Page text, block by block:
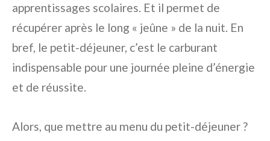
apprentissages scolaires. Et il permet de
récupérer après le long « jeûne » de la nuit. En
bref, le petit-déjeuner, c’est le carburant
indispensable pour une journée pleine d’énergie
et de réussite.
Alors, que mettre au menu du petit-déjeuner ?